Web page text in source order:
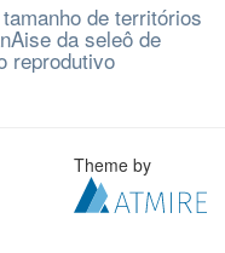
de territórios
da seleô de
reprodutivo
Theme by